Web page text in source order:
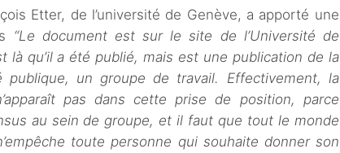
Etter, de l’université de Genève, a apporté une
“Le document est sur le site de l’Université de
là qu’il a été publié, mais est une publication de la
publique, un groupe de travail. Effectivement, la
pas dans cette prise de position, parce
au sein de groupe, et il faut que tout le monde
toute personne qui souhaite donner son